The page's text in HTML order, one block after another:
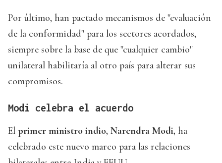
Por último, han pactado mecanismos de "evaluación
de la conformidad" para los sectores acordados,
siempre sobre la base de que "cualquier cambio"
unilateral habilitaría al otro país para alterar sus
compromisos.
Modi celebra el acuerdo
El primer ministro indio, Narendra Modi, ha
celebrado este nuevo marco para las relaciones